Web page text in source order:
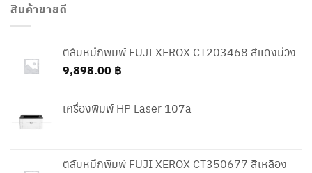
สินค้าขายดี
ตลับหมึกพิมพ์ FUJI XEROX CT203468 สีแดงม่วง
9,898.00 ฿
เครื่องพิมพ์ HP Laser 107a
ตลับหมึกพิมพ์ FUJI XEROX CT350677 สีเหลือง